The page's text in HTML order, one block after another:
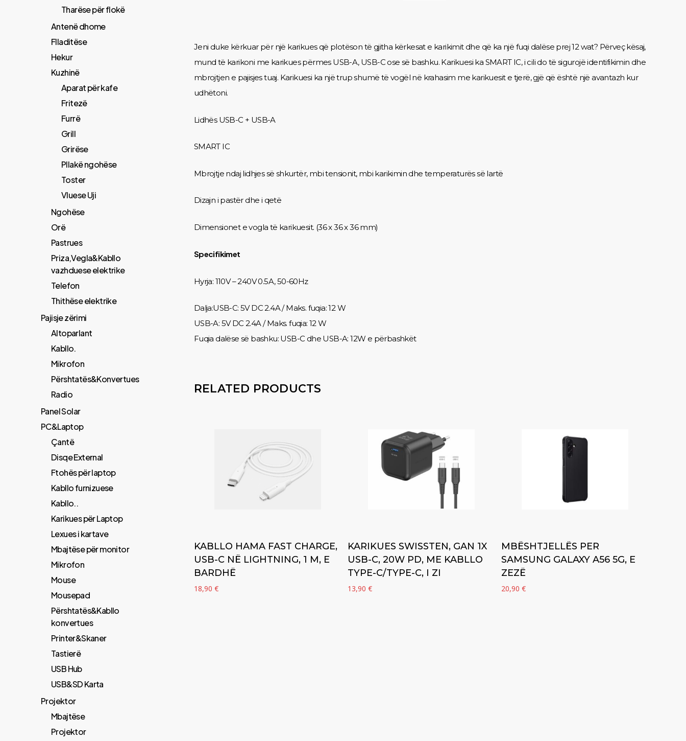
Tharëse për flokë
Antenë dhome
Flladitëse
Hekur
Kuzhinë
Aparat për kafe
Fritezë
Furrë
Grill
Grirëse
Pllakë ngohëse
Toster
Vluese Uji
Ngohëse
Orë
Pastrues
Priza,Vegla&Kabllo
vazhduese elektrike
Telefon
Thithëse elektrike
Pajisje zërimi
Altoparlant
Kabllo.
Mikrofon
Përshtatës&Konvertues
Radio
Panel Solar
PC&Laptop
Çantë
Disqe External
Ftohës për laptop
Kabllo furnizuese
Kabllo..
Karikues për Laptop
Lexues i kartave
Mbajtëse për monitor
Mikrofon
Mouse
Mousepad
Përshtatës&Kabllo
konvertues
Printer&Skaner
Tastierë
USB Hub
USB&SD Karta
Projektor
Mbajtëse
Projektor
Jeni duke kërkuar për një karikues që plotëson të gjitha kërkesat e karikimit dhe që ka një fuqi dalëse prej 12 wat? Përveç kësaj,
mund të karikoni me karikues përmes USB-A, USB-C ose së bashku. Karikuesi ka SMART IC, i cili do të sigurojë identifikimin dhe
mbrojtjen e pajisjes tuaj. Karikuesi ka një trup shumë të vogël në krahasim me karikuesit e tjerë, gjë që është një avantazh kur
udhëtoni.
Lidhës USB-C + USB-A
SMART IC
Mbrojtje ndaj lidhjes së shkurtër, mbi tensionit, mbi karikimin dhe temperaturës së lartë
Dizajn i pastër dhe i qetë
Dimensionet e vogla të karikuesit. (36 x 36 x 36 mm)
Specifikimet
Hyrja: 110V – 240V 0.5A, 50-60Hz
Dalja:USB-C: 5V DC 2.4A / Maks. fuqia: 12 W
USB-A: 5V DC 2.4A / Maks. fuqia: 12 W
Fuqia dalëse së bashku: USB-C dhe USB-A: 12W e përbashkët
RELATED PRODUCTS
Add to cart
KABLLO HAMA FAST CHARGE,
USB-C NË LIGHTNING, 1 M, E
BARDHË
18,90 €
Add to cart
KARIKUES SWISSTEN, GAN 1X
USB-C, 20W PD, ME KABLLO
TYPE-C/TYPE-C, I ZI
13,90 €
Add to cart
MBËSHTJELLËS PER
SAMSUNG GALAXY A56 5G, E
ZEZË
20,90€